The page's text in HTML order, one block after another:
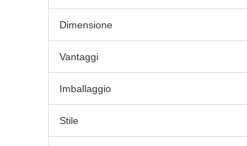
Dimensione
Vantaggi
Imballaggio
Stile